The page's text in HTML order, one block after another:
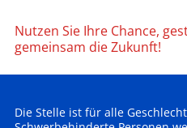
Nutzen Sie Ihre Chance,
gemeinsam die Zukunft!
Die Stelle ist für alle